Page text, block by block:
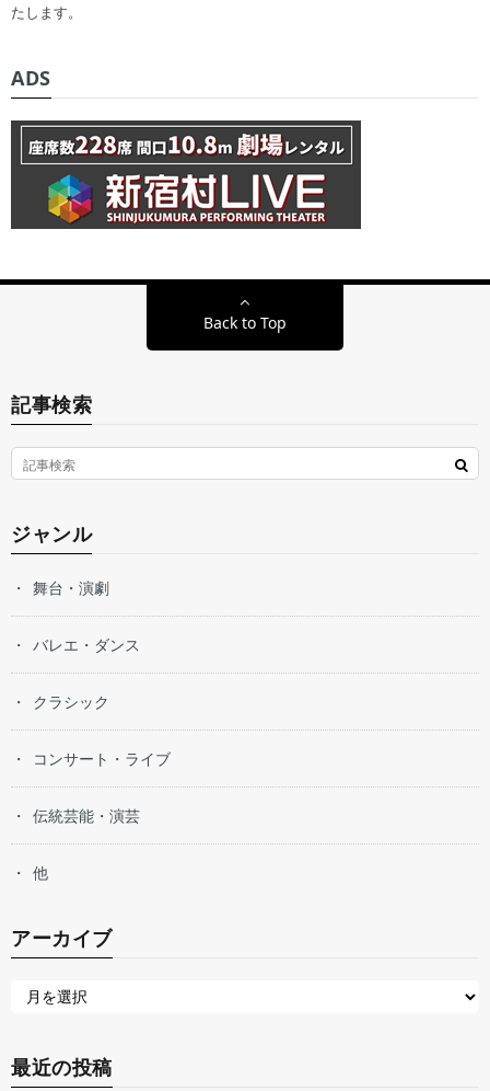
たします。
ADS
Back to Top
記事検索
ジャンル
舞台・演劇
バレエ・ダンス
クラシック
コンサート・ライブ
伝統芸能・演芸
他
アーカイブ
最近の投稿